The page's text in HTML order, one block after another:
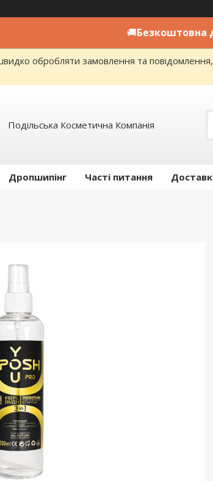
🚚Безкоштовна
обробляти замовлення та
Подільська Косметична Компанія
Дропшипінг Часті питання